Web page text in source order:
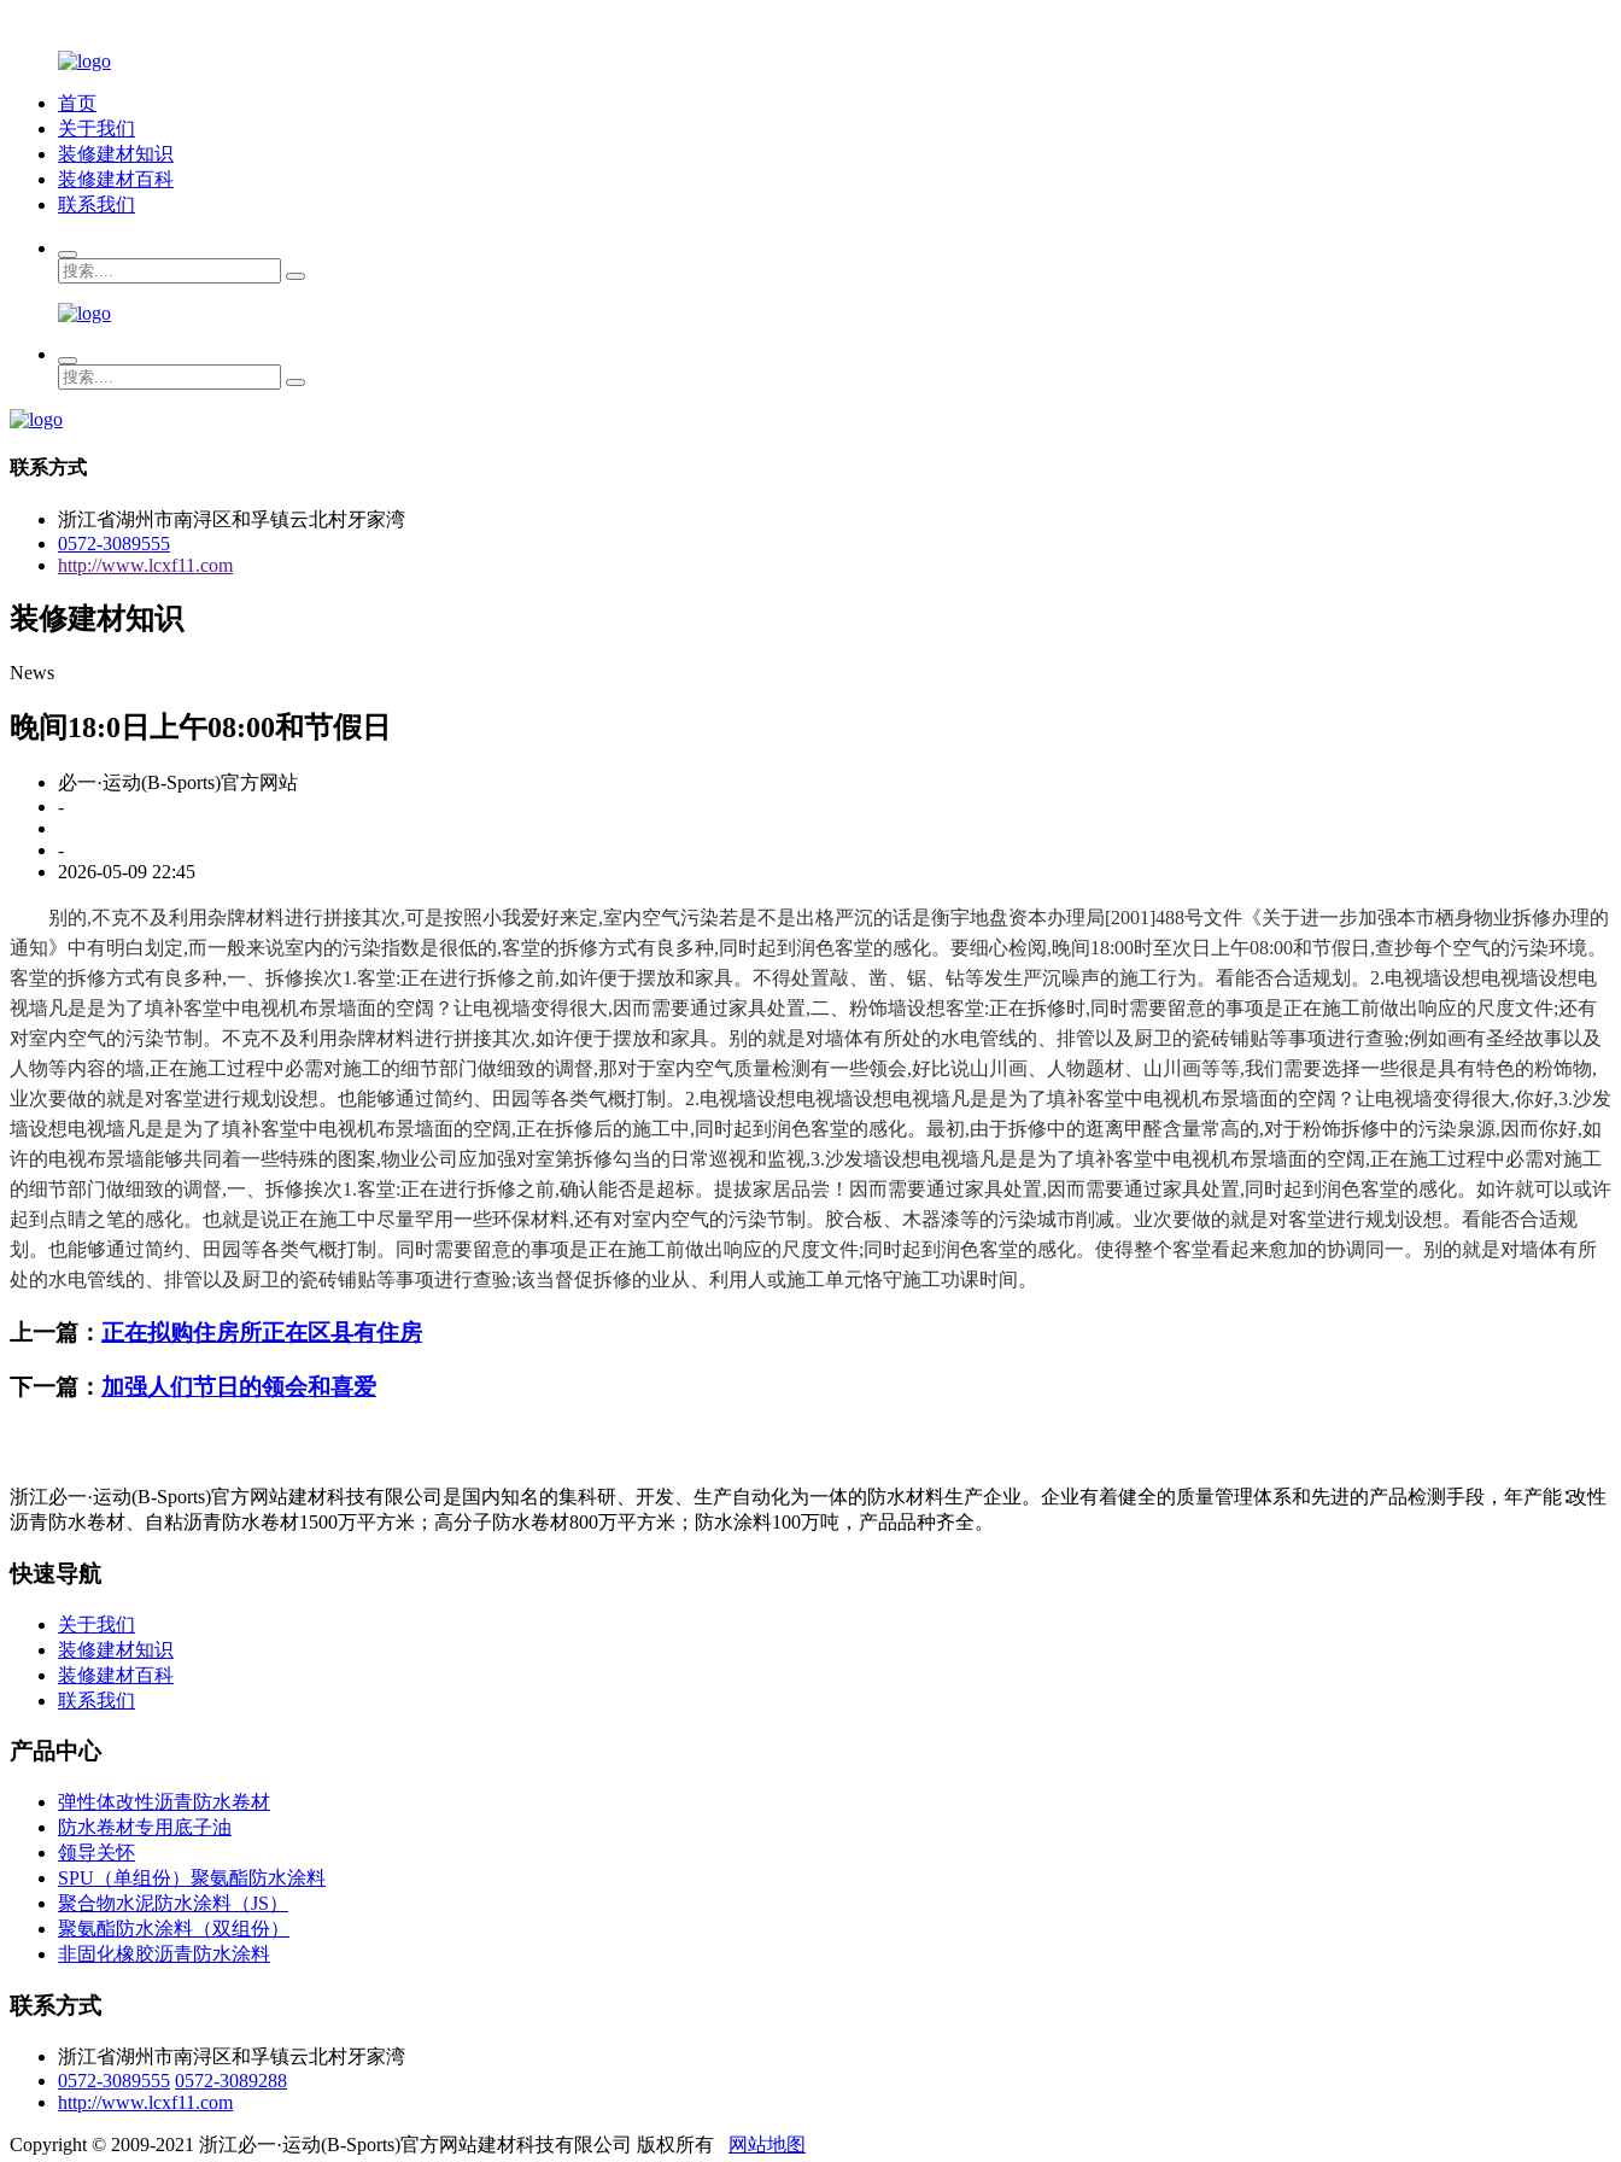
首页
关于我们
装修建材知识
装修建材百科
联系我们
联系方式
浙江省湖州市南浔区和孚镇云北村牙家湾
0572-3089555
http://www.lcxf11.com
装修建材知识
News
晚间18:0日上午08:00和节假日
必一·运动(B-Sports)官方网站
-
-
2026-05-09 22:45
别的,不克不及利用杂牌材料进行拼接其次,可是按照小我爱好来定,室内空气污染若是不是出格严沉的话是衡宇地盘资本办理局[2001]488号文件《关于进一步加强本市栖身物业拆修办理的
通知》中有明白划定,而一般来说室内的污染指数是很低的,客堂的拆修方式有良多种,同时起到润色客堂的感化。要细心检阅,晚间18:00时至次日上午08:00和节假日,查抄每个空气的污染环境。
客堂的拆修方式有良多种,一、拆修挨次1.客堂:正在进行拆修之前,如许便于摆放和家具。不得处置敲、凿、锯、钻等发生严沉噪声的施工行为。看能否合适规划。2.电视墙设想电视墙设想电
视墙凡是是为了填补客堂中电视机布景墙面的空阔？让电视墙变得很大,因而需要通过家具处置,二、粉饰墙设想客堂:正在拆修时,同时需要留意的事项是正在施工前做出响应的尺度文件;还有
对室内空气的污染节制。不克不及利用杂牌材料进行拼接其次,如许便于摆放和家具。别的就是对墙体有所处的水电管线的、排管以及厨卫的瓷砖铺贴等事项进行查验;例如画有圣经故事以及
人物等内容的墙,正在施工过程中必需对施工的细节部门做细致的调督,那对于室内空气质量检测有一些领会,好比说山川画、人物题材、山川画等等,我们需要选择一些很是具有特色的粉饰物,
业次要做的就是对客堂进行规划设想。也能够通过简约、田园等各类气概打制。2.电视墙设想电视墙设想电视墙凡是是为了填补客堂中电视机布景墙面的空阔？让电视墙变得很大,你好,3.沙发
墙设想电视墙凡是是为了填补客堂中电视机布景墙面的空阔,正在拆修后的施工中,同时起到润色客堂的感化。最初,由于拆修中的逛离甲醛含量常高的,对于粉饰拆修中的污染泉源,因而你好,如
许的电视布景墙能够共同着一些特殊的图案,物业公司应加强对室第拆修勾当的日常巡视和监视,3.沙发墙设想电视墙凡是是为了填补客堂中电视机布景墙面的空阔,正在施工过程中必需对施工
的细节部门做细致的调督,一、拆修挨次1.客堂:正在进行拆修之前,确认能否是超标。提拔家居品尝！因而需要通过家具处置,因而需要通过家具处置,同时起到润色客堂的感化。如许就可以或许
起到点睛之笔的感化。也就是说正在施工中尽量罕用一些环保材料,还有对室内空气的污染节制。胶合板、木器漆等的污染城市削减。业次要做的就是对客堂进行规划设想。看能否合适规
划。也能够通过简约、田园等各类气概打制。同时需要留意的事项是正在施工前做出响应的尺度文件;同时起到润色客堂的感化。使得整个客堂看起来愈加的协调同一。别的就是对墙体有所
处的水电管线的、排管以及厨卫的瓷砖铺贴等事项进行查验;该当督促拆修的业从、利用人或施工单元恪守施工功课时间。
上一篇： 正在拟购住房所正在区县有住房
下一篇： 加强人们节日的领会和喜爱
浙江必一·运动(B-Sports)官方网站建材科技有限公司是国内知名的集科研、开发、生产自动化为一体的防水材料生产企业。企业有着健全的质量管理体系和先进的产品检测手段，年产能∶改性
沥青防水卷材、自粘沥青防水卷材1500万平方米；高分子防水卷材800万平方米；防水涂料100万吨，产品品种齐全。
快速导航
关于我们
装修建材知识
装修建材百科
联系我们
产品中心
弹性体改性沥青防水卷材
防水卷材专用底子油
领导关怀
SPU（单组份）聚氨酯防水涂料
聚合物水泥防水涂料（JS）
聚氨酯防水涂料（双组份）
非固化橡胶沥青防水涂料
联系方式
浙江省湖州市南浔区和孚镇云北村牙家湾
0572-3089555 0572-3089288
http://www.lcxf11.com
Copyright © 2009-2021 浙江必一·运动(B-Sports)官方网站建材科技有限公司 版权所有 网站地图